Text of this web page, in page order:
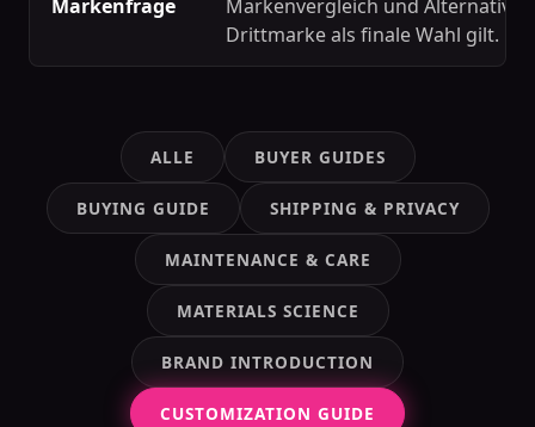
Markenfrage
Markenvergleich und
Drittmarke als finale Wahl gilt.
ALLE BUYER GUIDES
BUYING GUIDE SHIPPING & PRIVACY
MAINTENANCE & CARE
MATERIALS SCIENCE
BRAND INTRODUCTION
CUSTOMIZATION GUIDE